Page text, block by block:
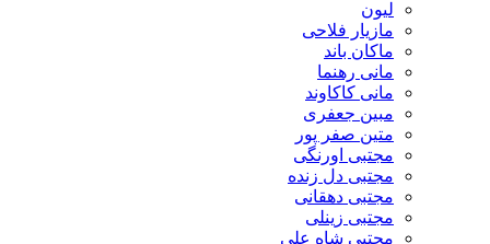
مازیار فلاحی
ماکان باند
مانی رهنما
مانی کاکاوند
مبین جعفری
متین صفر پور
مجتبی اورنگی
مجتبی دل زنده
مجتبی دهقانی
مجتبی زینلی
مجتبی شاه علی